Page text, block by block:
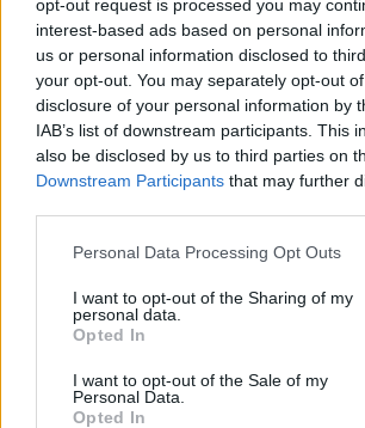
opt-out request is processed you may
interest-based ads based on personal
us or personal information disclosed to
your opt-out. You may separately opt-out
disclosure of your personal information by
IAB’s list of downstream participants. This
also be disclosed by us to third parties on
Downstream Participants that may further
Personal Data Processing Opt Outs
I want to opt-out of the Sharing of my
personal data.
Opted In
I want to opt-out of the Sale of my
Personal Data.
Opted In
jovens ao mundo do